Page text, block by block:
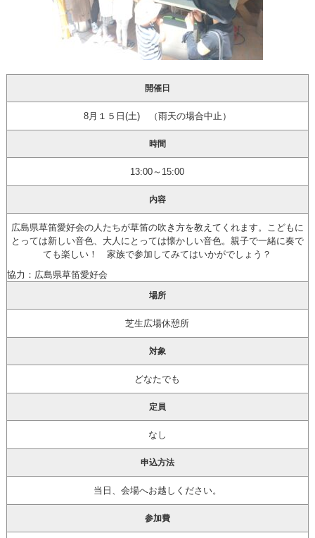
開催日
8月１５日(土) （雨天の場合中止）
時間
13:00～15:00
内容
広島県草笛愛好会の人たちが草笛の吹き方を教えてくれます。こどもに
とっては新しい音色、大人にとっては懐かしい音色。親子で一緒に奏で
ても楽しい！ 家族で参加してみてはいかがでしょう？
協力：広島県草笛愛好会
場所
芝生広場休憩所
対象
どなたでも
定員
なし
申込方法
当日、会場へお越しください。
参加費